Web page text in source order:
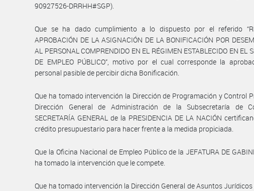
90927526-DRRHH#SGP).
Que se ha dado cumplimiento a lo dispuesto por el referido
APROBACIÓN DE LA ASIGNACIÓN DE LA BONIFICACIÓN POR
AL PERSONAL COMPRENDIDO EN EL RÉGIMEN ESTABLECIDO EN EL
DE EMPLEO PÚBLICO”, motivo por el cual corresponde la
personal pasible de percibir dicha Bonificación.
Que ha tomado intervención la Dirección de Programación y Control
Dirección General de Administración de la Subsecretaría de
SECRETARÍA GENERAL de la PRESIDENCIA DE LA NACIÓN
crédito presupuestario para hacer frente a la medida propiciada.
Que la Oficina Nacional de Empleo Público de la JEFATURA DE
ha tomado la intervención que le compete.
Que ha tomado intervención la Dirección General de Asuntos